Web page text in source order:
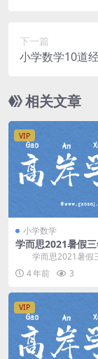
下一篇
小学数学10道
相关文章
VIP
小学数学
学而思2021暑假
新班王睿（完结
享
学而思2021暑假
新班王睿，完结版百
学数学课程19....
4 年前 3
VIP